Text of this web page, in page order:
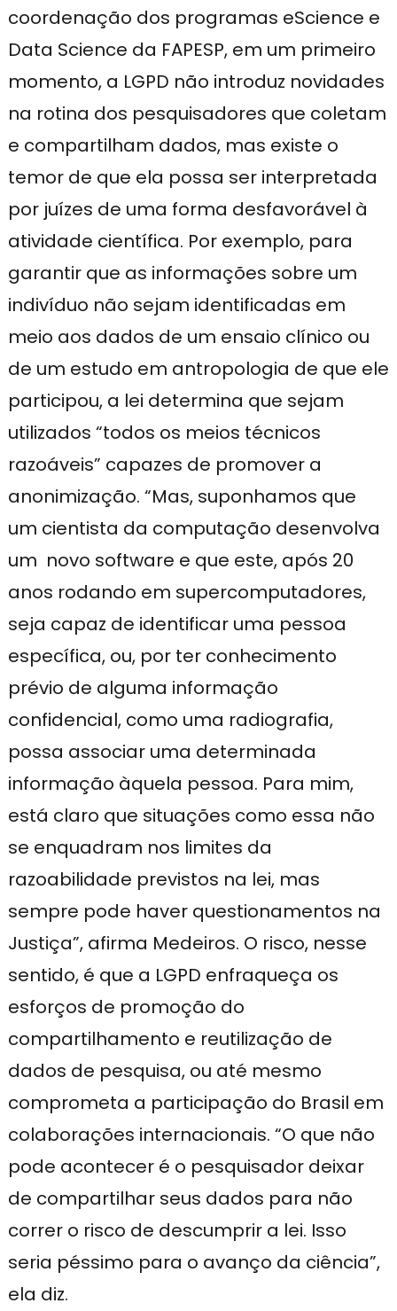
coordenação dos programas eScience e
Data Science da FAPESP, em um primeiro
momento, a LGPD não introduz novidades
na rotina dos pesquisadores que coletam
e compartilham dados, mas existe o
temor de que ela possa ser interpretada
por juízes de uma forma desfavorável à
atividade científica. Por exemplo, para
garantir que as informações sobre um
indivíduo não sejam identificadas em
meio aos dados de um ensaio clínico ou
de um estudo em antropologia de que ele
participou, a lei determina que sejam
utilizados “todos os meios técnicos
razoáveis” capazes de promover a
anonimização. “Mas, suponhamos que
um cientista da computação desenvolva
um novo software e que este, após 20
anos rodando em supercomputadores,
seja capaz de identificar uma pessoa
específica, ou, por ter conhecimento
prévio de alguma informação
confidencial, como uma radiografia,
possa associar uma determinada
informação àquela pessoa. Para mim,
está claro que situações como essa não
se enquadram nos limites da
razoabilidade previstos na lei, mas
sempre pode haver questionamentos na
Justiça”, afirma Medeiros. O risco, nesse
sentido, é que a LGPD enfraqueça os
esforços de promoção do
compartilhamento e reutilização de
dados de pesquisa, ou até mesmo
comprometa a participação do Brasil em
colaborações internacionais. “O que não
pode acontecer é o pesquisador deixar
de compartilhar seus dados para não
correr o risco de descumprir a lei. Isso
seria péssimo para o avanço da ciência”,
ela diz.